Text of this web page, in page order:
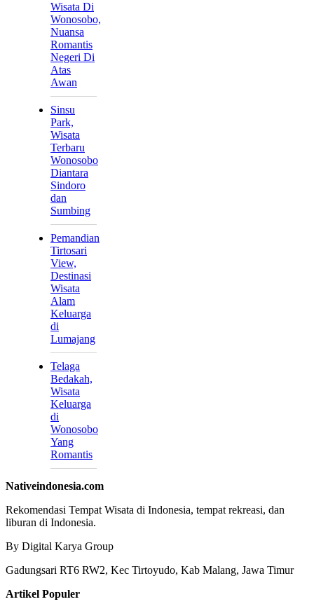
Wisata Di
Wonosobo,
Nuansa
Romantis
Negeri Di
Atas
Awan
Sinsu
Park,
Wisata
Terbaru
Wonosobo
Diantara
Sindoro
dan
Sumbing
Pemandian
Tirtosari
View,
Destinasi
Wisata
Alam
Keluarga
di
Lumajang
Telaga
Bedakah,
Wisata
Keluarga
di
Wonosobo
Yang
Romantis
Nativeindonesia.com
Rekomendasi Tempat Wisata di Indonesia, tempat rekreasi, dan
liburan di Indonesia.
By Digital Karya Group
Gadungsari RT6 RW2, Kec Tirtoyudo, Kab Malang, Jawa Timur
Artikel Populer